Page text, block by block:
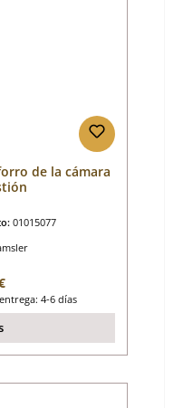
de la cámara
01015077
4-6 días